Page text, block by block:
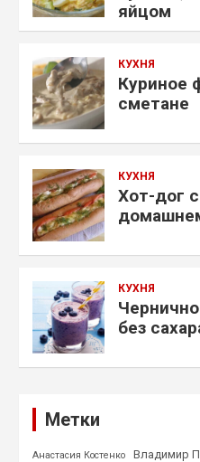
яйцом
КУХНЯ
Куриное
сметане
КУХНЯ
Хот-дог
КУХНЯ
без
Метки
Анастасия Костенко Владимир